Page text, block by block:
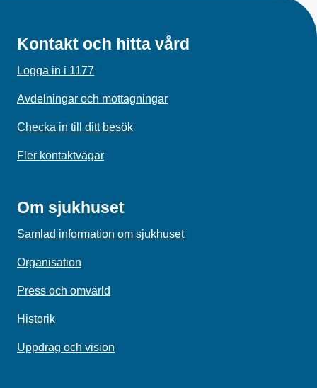
Kontakt och hitta vård
Logga in i 1177
Avdelningar och mottagningar
Checka in till ditt besök
Fler kontaktvägar
Om sjukhuset
Samlad information om sjukhuset
Organisation
Press och omvärld
Historik
Uppdrag och vision